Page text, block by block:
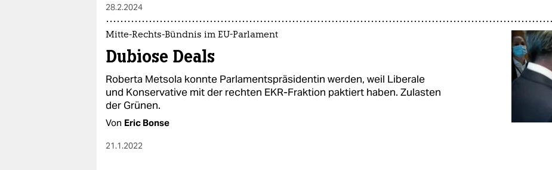
epaper login
28.2.2024
Mitte-Rechts-Bündnis im EU-Parlament
Dubiose Deals
Roberta Metsola konnte Parlamentspräsidentin werden, weil Liberale
und Konservative mit der rechten EKR-Fraktion paktiert haben. Zulasten
der Grünen.
Von Eric Bonse
21.1.2022